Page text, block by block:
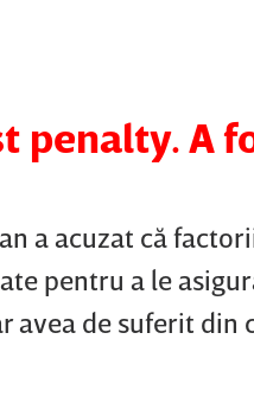
penalty. A
a acuzat că
pentru a le
de suferit din